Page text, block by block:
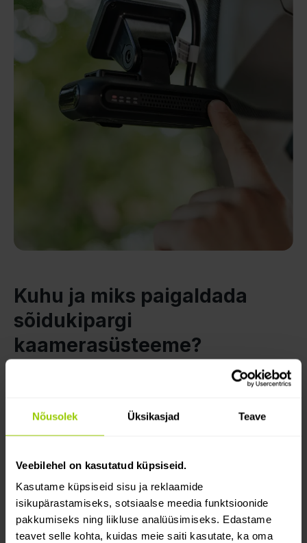
Nõusolek Üksikasjad Teave
Veebilehel on kasutatud küpsiseid.
Kasutame küpsiseid sisu ja reklaamide
isikupärastamiseks, sotsiaalse meedia funktsioonide
pakkumiseks ning liikluse analüüsimiseks. Edastame
teavet selle kohta, kuidas meie saiti kasutate, ka oma
Kuhu ja miks paigaldada
sõidukipargi
kaamerasüsteeme?
Sõidukipargi kaamerasüsteemid on kasulikud
salvestavad olulisi sündmusi teel.
Kasuta sõidukikaameraid, et tuvastada loata
juurdepääs lastiruumile ja jälgida sõiduki ümbrust
mitte ainult päeval, vaid ka öösel.